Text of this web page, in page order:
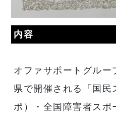
内容
オファサポートグルー
県で開催される「国民
ポ）・全国障害者スポ